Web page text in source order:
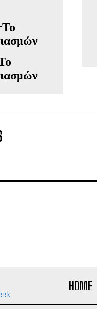
HOME